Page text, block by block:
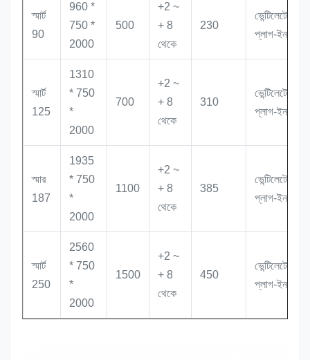
স্মার্ট
90
960 *
750 *
2000
500
+2 ~
+ 8
থেকে
230
ভেন্টিলেটেড,
প্লাগ-ইন
স্মার্ট
125
1310
* 750
*
2000
700
+2 ~
+ 8
থেকে
310
ভেন্টিলেটেড,
প্লাগ-ইন
স্মার
187
1935
* 750
*
2000
1100
+2 ~
+ 8
থেকে
385
ভেন্টিলেটেড,
প্লাগ-ইন
স্মার্ট
250
2560
* 750
*
2000
1500
+2 ~
+ 8
থেকে
450
ভেন্টিলেটেড,
প্লাগ-ইন